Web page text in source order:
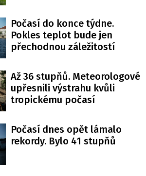
Počasí do konce týdne.
Pokles teplot bude jen
přechodnou záležitostí
Až 36 stupňů. Meteorologové
upřesnili výstrahu kvůli
tropickému počasí
Počasí dnes opět lámalo
rekordy. Bylo 41 stupňů